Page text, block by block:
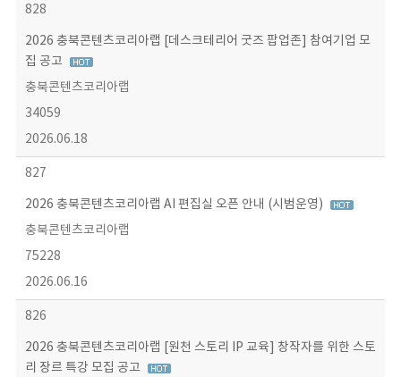
828
2026 충북콘텐츠코리아랩 [데스크테리어 굿즈 팝업존] 참여기업 모
집 공고
충북콘텐츠코리아랩
34059
2026.06.18
827
2026 충북콘텐츠코리아랩 AI 편집실 오픈 안내 (시범운영)
충북콘텐츠코리아랩
75228
2026.06.16
826
2026 충북콘텐츠코리아랩 [원천 스토리 IP 교육] 창작자를 위한 스토
리 장르 특강 모집 공고